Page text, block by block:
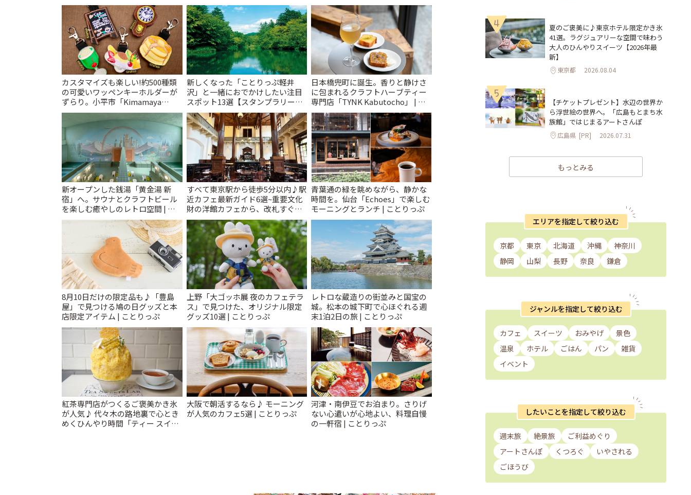
カスタマイズも楽しい!約500種類
の可愛いワッペンキーホルダーが
ずらり。小平市「Kimamaya
T&K」 | ことりっぷ
新しくなった「ことりっぷ軽井
沢」と一緒におでかけしたい注目
スポット13選【スタンプラリー開
催中】 | ことりっぷ
日本橋兜町に誕生。香りと静けさ
に包まれるクラフトハーブティー
専門店「TYNK Kabutocho」 | こ
とりっぷ
新オープンした銭湯「黄金湯 新
宿」へ。サウナとクラフトビール
を楽しむ癒やしのレトロ空間 | こ
とりっぷ
すべて東京駅から徒歩5分以内♪駅
近カフェ最新ガイド6選~重要文化
財の洋館カフェから、改札すぐの
レトロ喫茶まで~ | ことりっぷ
青葉通の緑を眺めながら、静かな
時間を。仙台「Echoes」で楽しむ
モーニングとランチ | ことりっぷ
8月10日だけの限定品も♪「豊島
屋」で見つける鳩の日グッズと本
店限定アイテム | ことりっぷ
上野「大ゴッホ展 夜のカフェテラ
ス」で見つけた、オリジナル限定
グッズ10選 | ことりっぷ
レトロな蔵造りの街並みと国宝の
城。松本の城下町で心ほぐれる週
末1泊2日の旅 | ことりっぷ
紅茶専門店がつくるご褒美かき氷
が人気♪ 代々木の路地裏で心とき
めくひんやり時間「ティー スイー
大阪で朝活するなら♪ モーニング
が人気のカフェ5選 | ことりっぷ
河津・南伊豆でお泊まり。さりげ
ない心遣いが心地よい、料理自慢
の一軒宿 | ことりっぷ
4
夏のご褒美に♪東京ホテル限定かき氷
41選。ラグジュアリーな空間で味わう
大人のひんやりスイーツ【2026年最
新】
東京都 2026.08.04
5
【チケットプレゼント】水辺の世界か
ら浮世絵の世界へ。「広島もとまち水
族館」ではじまるアートさんぽ
広島県 [PR] 2026.07.31
もっとみる
エリアを指定して絞り込む
京都 東京 北海道 沖縄
神奈川
静岡
山梨 長野 奈良 鎌倉
ジャンルを指定して絞り込む
カフェ スイーツ おみやげ
景色
温泉
ホテル ごはん パン
雑貨
イベント
したいことを指定して絞り込む
週末旅 絶景旅
ご利益めぐり
アートさんぽ
くつろぐ
いやされる
ごほうび